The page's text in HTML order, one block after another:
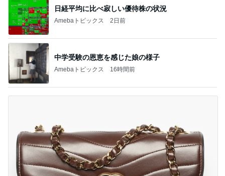
駐車場の落とし物を巡る夫の持論
Amebaトピックス 12時間前
真矢ミキ 司会者に撮ってもらった1枚
Amebaトピックス 1日前
市川團十郎 爆睡と帰国の一日
Amebaトピックス 16時間前